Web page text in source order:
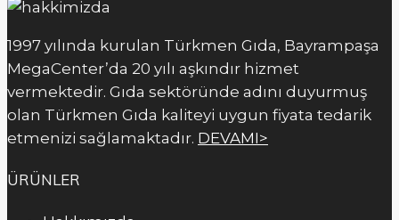
1997 yılında kurulan Türkmen Gıda, Bayrampaşa
MegaCenter’da 20 yılı aşkındır hizmet
vermektedir. Gıda sektöründe adını duyurmuş
olan Türkmen Gıda kaliteyi uygun fiyata tedarik
etmenizi sağlamaktadır. DEVAMI>
ÜRÜNLER